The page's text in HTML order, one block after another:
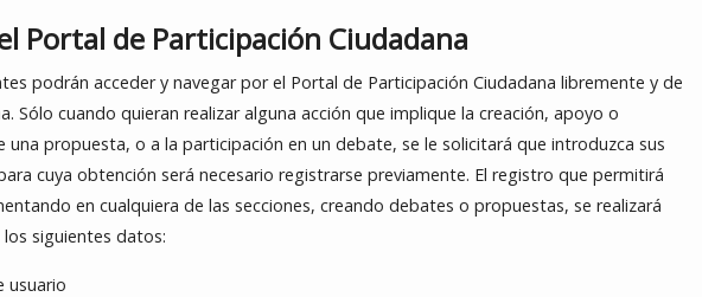
Portal de Participación Ciudadana
podrán acceder y navegar por el Portal de Participación Ciudadana libremente y de
Sólo cuando quieran realizar alguna acción que implique la creación, apoyo o
una propuesta, o a la participación en un debate, se le solicitará que introduzca sus
cuya obtención será necesario registrarse previamente. El registro que permitirá
en cualquiera de las secciones, creando debates o propuestas, se realizará
siguientes datos:
usuario